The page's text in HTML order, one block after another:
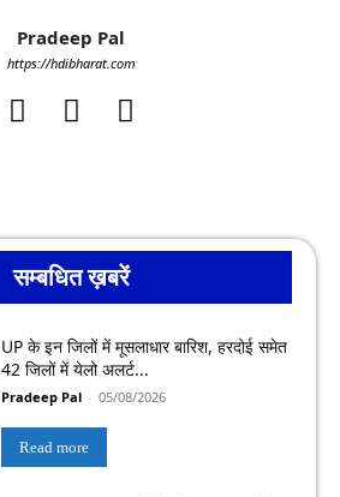
Pradeep Pal
https://hdibharat.com
सम्बधित ख़बरें
UP के इन जिलों में मूसलाधार बारिश, हरदोई समेत
42 जिलों में येलो अलर्ट...
Pradeep Pal - 05/08/2026
Read more